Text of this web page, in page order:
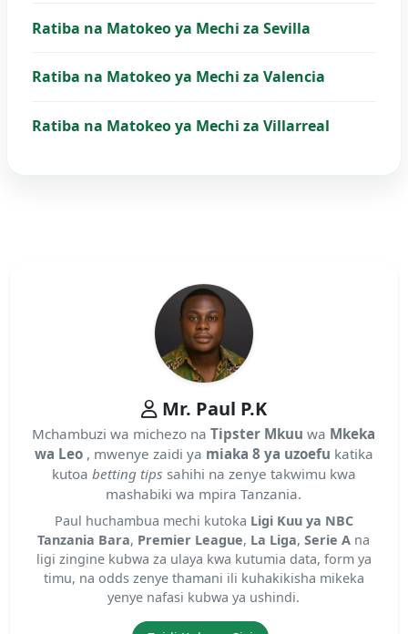
Ratiba na Matokeo ya Mechi za Sevilla
Ratiba na Matokeo ya Mechi za Valencia
Ratiba na Matokeo ya Mechi za Villarreal
Mr. Paul P.K
Mchambuzi wa michezo naTipster Mkuu wa Mkeka
wa Leo , mwenye zaidi ya miaka 8 ya uzoefu katika
kutoa betting tips sahihi na zenye takwimu kwa
mashabiki wa mpira Tanzania.
Paul huchambua mechi kutoka Ligi Kuu ya NBC
Tanzania Bara, Premier League, La Liga,Serie A na
ligi zingine kubwa za ulaya kwa kutumia data, form ya
timu, na odds zenye thamani ili kuhakikisha mikeka
yenye nafasi kubwa ya ushindi.